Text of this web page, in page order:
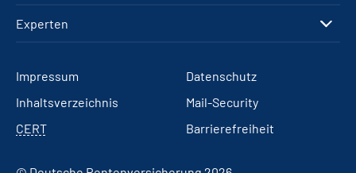
Experten
Impressum
Datenschutz
Inhaltsverzeichnis
Mail-Security
CERT
Barrierefreiheit